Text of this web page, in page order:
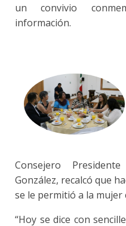
un convivio
información.
Consejero
González, recalcó que
se le permitió a la mujer
“Hoy se dice con